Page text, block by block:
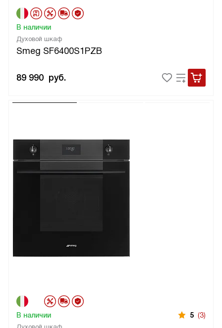
Духовой шкаф
Smeg SF6400S1PZB
В наличии
89 990 руб.
В наличии 5 (3)